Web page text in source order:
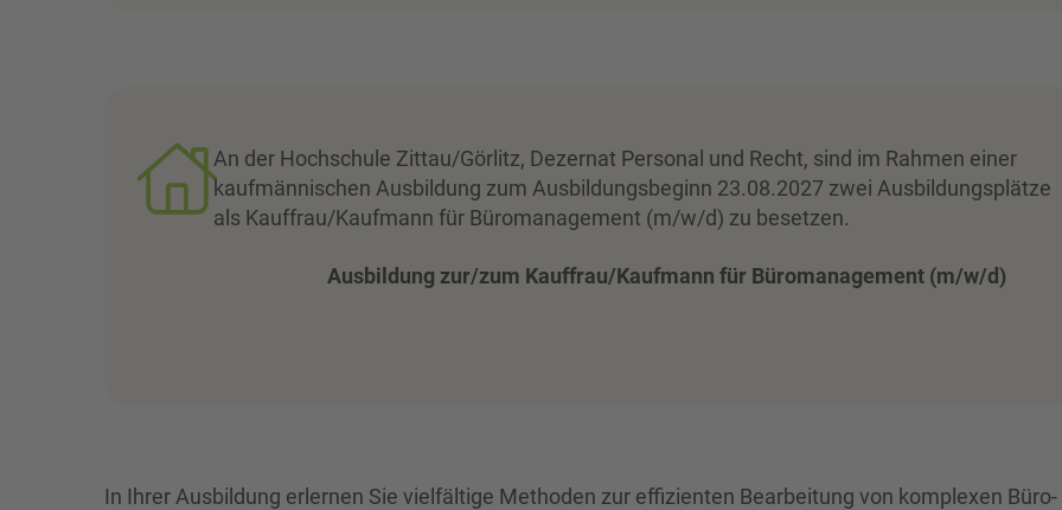
An der Hochschule Zittau/Görlitz, Dezernat Personal und Recht, sind im Rahmen einer
kaufmännischen Ausbildung zum Ausbildungsbeginn 23.08.2027 zwei Ausbildungsplätze
als Kauffrau/Kaufmann für Büromanagement (m/w/d) zu besetzen.
Ausbildung zur/zum Kauffrau/Kaufmann für Büromanagement (m/w/d)
In Ihrer Ausbildung erlernen Sie vielfältige Methoden zur effizienten Bearbeitung von komplexen Büro-